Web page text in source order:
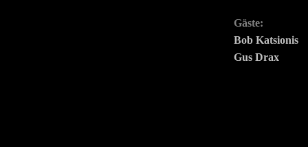
Gäste:
Bob Katsionis
Gus Drax